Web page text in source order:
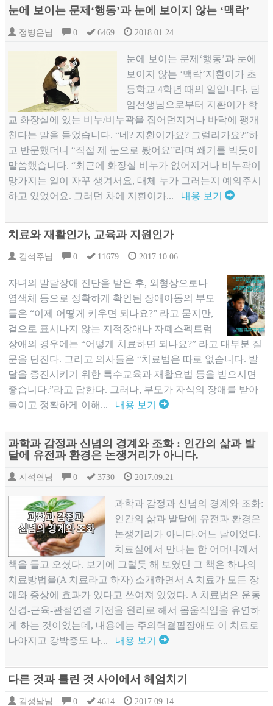
눈에 보이는 문제‘행동’과 눈에 보이지 않는 ‘맥락’
정병은님 0 6469 2018.01.24
눈에 보이는 문제‘행동’과 눈에
보이지 않는 ‘맥락’​지환이가 초
등학교 4학년 때의 일입니다. 담
임선생님으로부터 지환이가 학
교 화장실에 있는 비누/비누곽을 집어던지거나 바닥에 팽개
친다는 말을 들었습니다. “네? 지환이가요? 그럴리가요?”하
고 반문했더니 “직접 제 눈으로 봤어요”라며 쐐기를 박듯이
말씀했습니다. “최근에 화장실 비누가 없어지거나 비누곽이
망가지는 일이 자꾸 생겨서요, 대체 누가 그러는지 예의주시
하고 있었어요. 그러던 차에 지환이가... 내용 보기
치료와 재활인가, 교육과 지원인가
김석주님 0 11679 2017.10.06
자녀의 발달장애 진단을 받은 후, 외형상으로나
염색체 등으로 정확하게 확인된 장애아동의 부모
들은 “이제 어떻게 키우면 되나요?” 라고 묻지만,
겉으로 표시나지 않는 지적장애나 자폐스펙트럼
장애의 경우에는 “어떻게 치료하면 되나요?” 라고 대부분 질
문을 던진다. 그리고 의사들은 “치료법은 따로 없습니다. 발
달을 증진시키기 위한 특수교육과 재활요법 등을 받으시면
좋습니다.”라고 답한다. 그러나, 부모가 자식의 장애를 받아
들이고 정확하게 이해... 내용 보기
과학과 감정과 신념의 경계와 조화 : 인간의 삶과 발
달에 유전과 환경은 논쟁거리가 아니다.
지석연님 0 3730 2017.09.21
과학과 감정과 신념의 경계와 조화:
인간의 삶과 발달에 유전과 환경은
논쟁거리가 아니다.어느 날이었다.
치료실에서 만나는 한 어머니께서
책을 들고 오셨다. 보기에 그럴듯 해 보였던 그 책은 하나의
치료방법을(A 치료라고 하자) 소개하면서 A 치료가 모든 장
애와 증상에 효과가 있다고 쓰여져 있었다. A 치료법은 운동
신경-근육-관절연결 기전을 원리로 해서 몸움직임을 유연하
게 하는 것이었는데, 내용에는 주의력결핍장애도 이 치료로
나아지고 강박증도 나... 내용 보기
다른 것과 틀린 것 사이에서 헤엄치기
김성남님 0 4614 2017.09.14